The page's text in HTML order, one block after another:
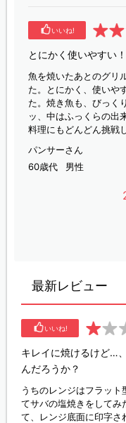
いいね!
とにかく使いやすい！
魚を焼いたあとのグリ
た。とにかく、使いや
た。焼き魚も、びっく
ッ、中はふっくらの出
料理にもどんどん挑戦
パンサーさん
60歳代
男性
最新レビュー
いいね!
キレイに焼けるけど…
んだろうか？
うちのレンジはフラッ
てサバの塩焼きをしてみ
て、レンジ底面に印字さ